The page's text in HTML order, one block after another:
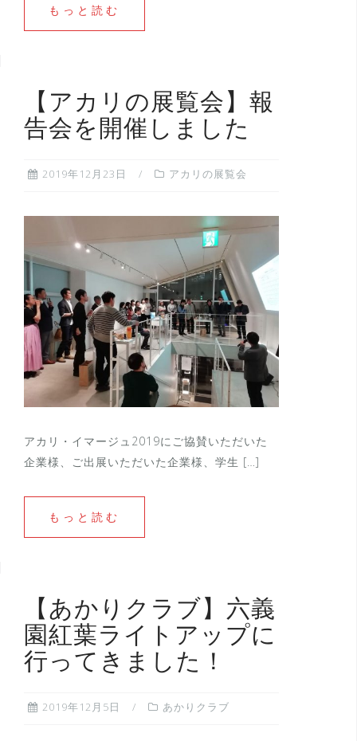
もっと読む
【アカリの展覧会】報
告会を開催しました
2019年12月23日 アカリの展覧会
アカリ・イマージュ2019にご協賛いただいた
企業様、ご出展いただいた企業様、学生 […]
もっと読む
【あかりクラブ】六義
園紅葉ライトアップに
行ってきました！
2019年12月5日 あかりクラブ